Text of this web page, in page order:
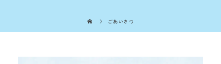
ごあいさつ